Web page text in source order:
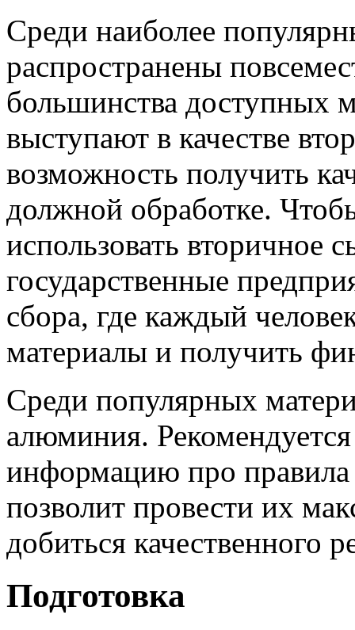
Среди наиболее
распространены
большинства доступных
выступают в качестве
возможность получить
должной обработке.
использовать вторичное
государственные
сбора, где каждый
материалы и получить
Среди популярных
алюминия.
информацию про правила
позволит провести их
добиться качественного
Подготовка